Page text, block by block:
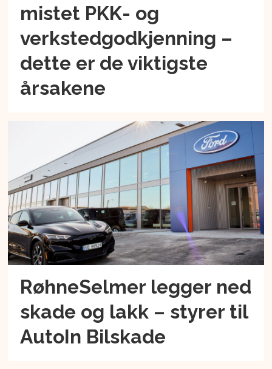
mistet PKK- og
verkstedgodkjenning –
dette er de viktigste
årsakene
RøhneSelmer legger ned
skade og lakk – styrer til
AutoIn Bilskade